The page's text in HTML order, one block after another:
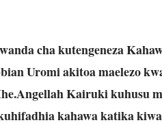
cha kutengeneza
Uromi akitoa maelezo
Kairuki kuhusu
kahawa katika